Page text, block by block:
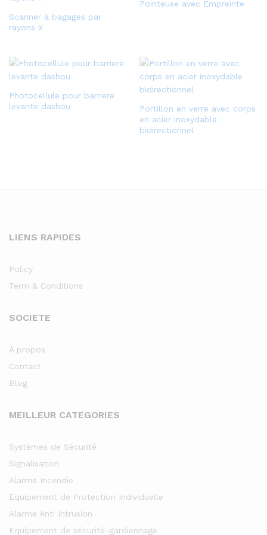
Scanner à bagages par
rayons X
Pointeuse avec Empreinte
Photocellule pour barriere
levante dashou
Portillon en verre avec corps
en acier inoxydable
bidirectionnel
LIENS RAPIDES
Policy
Term & Conditions
SOCIETE
À propos
Contact
Blog
MEILLEUR CATEGORIES
Systèmes de Sécurité
Signalisation
Alarme Incendie
Equipement de Protection Individuelle
Alarme Anti Intrusion
Equipement de sécurité-gardiennage